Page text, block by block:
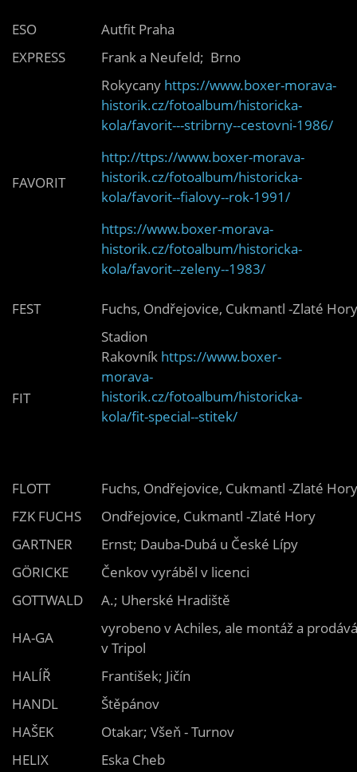
ESO
Autfit Praha
EXPRESS
Frank a Neufeld; Brno
FAVORIT
Rokycany https://www.boxer-morava-
historik.cz/fotoalbum/historicka-
kola/favorit---stribrny--cestovni-1986/
http://ttps://www.boxer-morava-
historik.cz/fotoalbum/historicka-
kola/favorit--fialovy--rok-1991/
https://www.boxer-morava-
historik.cz/fotoalbum/historicka-
kola/favorit--zeleny--1983/
FEST Fuchs, Ondřejovice, Cukmantl -Zlaté Hory
FIT
Stadion
Rakovník https://www.boxer-
morava-
historik.cz/fotoalbum/historicka-
kola/fit-special--stitek/
FLOTT
Fuchs, Ondřejovice, Cukmantl -Zlaté Hory
FZK FUCHS
Ondřejovice, Cukmantl -Zlaté Hory
GARTNER
Ernst; Dauba-Dubá u České Lípy
GÖRICKE
Čenkov vyráběl v licenci
GOTTWALD
A.; Uherské Hradiště
HA-GA
vyrobeno v Achiles, ale montáž a
v Tripol
HALÍŘ
František; Jičín
HANDL
Štěpánov
HAŠEK
Otakar; Všeň - Turnov
HELIX
Eska Cheb